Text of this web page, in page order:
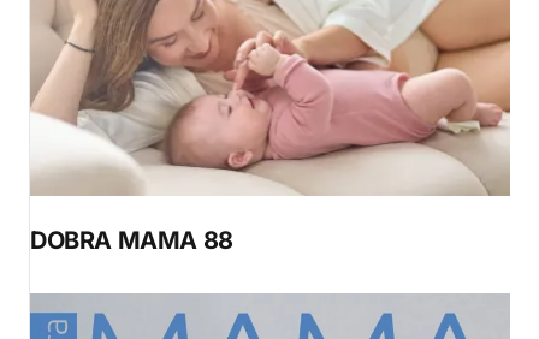
DOBRA MAMA 88